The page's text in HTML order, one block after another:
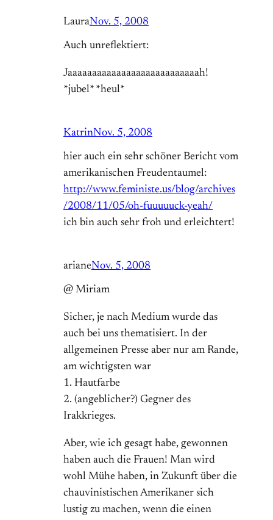
LauraNov. 5, 2008
Auch unreflektiert:
Jaaaaaaaaaaaaaaaaaaaaaaaaaaah!
*jubel* *heul*
KatrinNov. 5, 2008
hier auch ein sehr schöner Bericht vom
amerikanischen Freudentaumel:
http://www.feministe.us/blog/archives
/2008/11/05/oh-fuuuuuck-yeah/
ich bin auch sehr froh und erleichtert!
arianeNov. 5, 2008
@ Miriam
Sicher, je nach Medium wurde das
auch bei uns thematisiert. In der
allgemeinen Presse aber nur am Rande,
am wichtigsten war
1. Hautfarbe
2. (angeblicher?) Gegner des
Irakkrieges.
Aber, wie ich gesagt habe, gewonnen
haben auch die Frauen! Man wird
wohl Mühe haben, in Zukunft über die
chauvinistischen Amerikaner sich
lustig zu machen, wenn die einen